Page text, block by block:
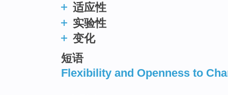
适应性
实验性
变化
短语
Flexibility and Openness to